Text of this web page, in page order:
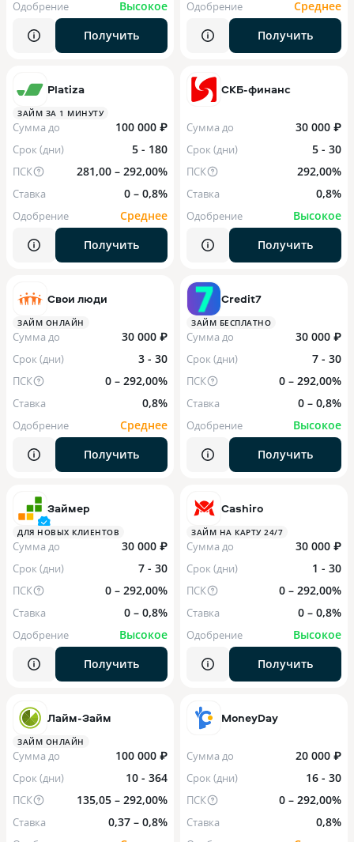
Одобрение
Высокое
Получить
Одобрение
Среднее
Получить
Platiza
ЗАЙМ ЗА 1 МИНУТУ
Сумма до 100 000 ₽
Срок (дни) 5 - 180
ПСК 281,00 – 292,00%
Ставка 0 – 0,8%
Одобрение
Среднее
Получить
СКБ-финанс
Сумма до 30 000 ₽
Срок (дни) 5 - 30
ПСК 292,00%
Ставка 0,8%
Одобрение
Высокое
Получить
Свои люди
ЗАЙМ ОНЛАЙН
Сумма до 30 000 ₽
Срок (дни) 3 - 30
ПСК 0 – 292,00%
Ставка 0,8%
Одобрение
Среднее
Получить
Credit7
ЗАЙМ БЕСПЛАТНО
Сумма до 30 000 ₽
Срок (дни) 7 - 30
ПСК 0 – 292,00%
Ставка 0 – 0,8%
Одобрение
Высокое
Получить
Займер
ДЛЯ НОВЫХ КЛИЕНТОВ
Сумма до 30 000 ₽
Срок (дни) 7 - 30
ПСК 0 – 292,00%
Ставка 0 – 0,8%
Одобрение
Высокое
Получить
Cashiro
ЗАЙМ НА КАРТУ 24/7
Сумма до 30 000 ₽
Срок (дни) 1 - 30
ПСК 0 – 292,00%
Ставка 0 – 0,8%
Одобрение
Высокое
Получить
Лайм-Займ
ЗАЙМ ОНЛАЙН
Сумма до 100 000 ₽
Срок (дни) 10 - 364
ПСК 135,05 – 292,00%
Ставка 0,37 – 0,8%
MoneyDay
Сумма до 20 000 ₽
Срок (дни) 16 - 30
ПСК 0 – 292,00%
Ставка 0,8%